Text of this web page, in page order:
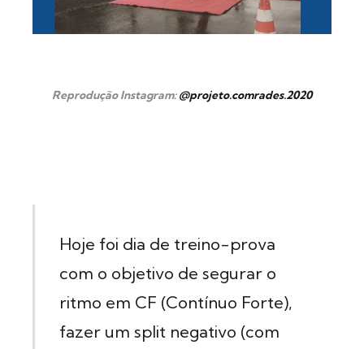
Reprodução Instagram:@projeto.comrades.2020
Hoje foi dia de treino-prova
com o objetivo de segurar o
ritmo em CF (Contínuo Forte),
fazer um split negativo (com